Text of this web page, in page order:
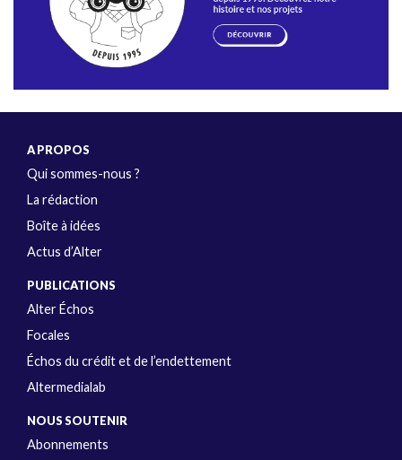
A PROPOS
Qui sommes-nous ?
La rédaction
Boîte à idées
Actus d’Alter
PUBLICATIONS
Alter Échos
Focales
Échos du crédit et de l’endettement
Altermedialab
NOUS SOUTENIR
Abonnements